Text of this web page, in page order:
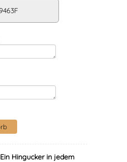
Ein Hingucker in jedem